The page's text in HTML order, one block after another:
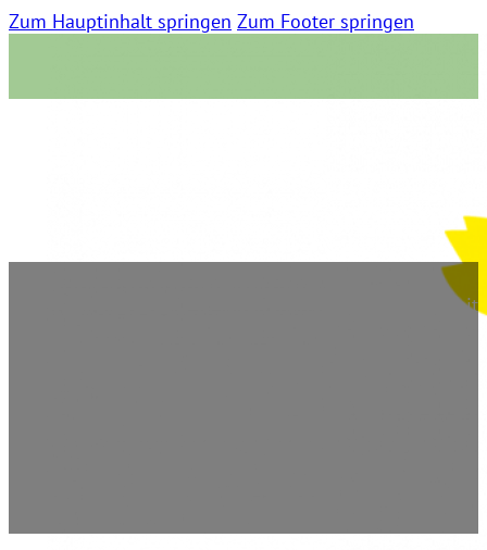
Zum Hauptinhalt springen Zum Footer springen
12. September 2023 | 0 Kommentare | 07:02 Lesezeit